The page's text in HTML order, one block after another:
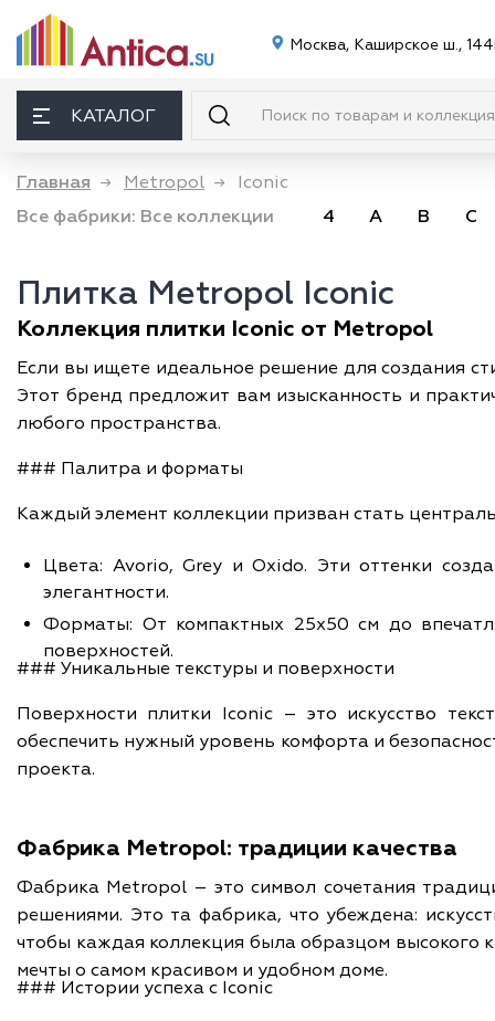
Москва, Каширское ш.,
КАТАЛОГ
Главная → Metropol →
Iconic
Все фабрики: Все коллекции 4 A B C
Плитка Metropol Iconic
Коллекция плитки Iconic от Metropol
Если вы ищете идеальное решение для создания
Этот бренд предложит вам изысканность и
любого пространства.
### Палитра и форматы
Каждый элемент коллекции призван стать
Цвета: Avorio, Grey и Oxido. Эти оттенки
элегантности.
Форматы: От компактных 25x50 см до
поверхностей.
### Уникальные текстуры и поверхности
Поверхности плитки Iconic – это искусство
обеспечить нужный уровень комфорта и
проекта.
Фабрика Metropol: традиции качества
Фабрика Metropol – это символ сочетания
решениями. Это та фабрика, что убеждена:
чтобы каждая коллекция была образцом высокого
мечты о самом красивом и удобном доме.
### Истории успеха с Iconic